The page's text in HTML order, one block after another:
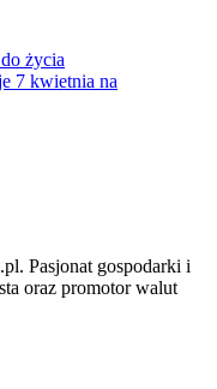
życia
7 kwietnia na
Pasjonat gospodarki i
oraz promotor walut